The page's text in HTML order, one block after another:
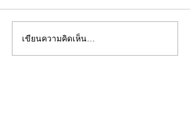
คอลัมน์"จับชีพจรวงการ
พระ"ประจำพุธที่ 29
เขียนความคิดเห็น…